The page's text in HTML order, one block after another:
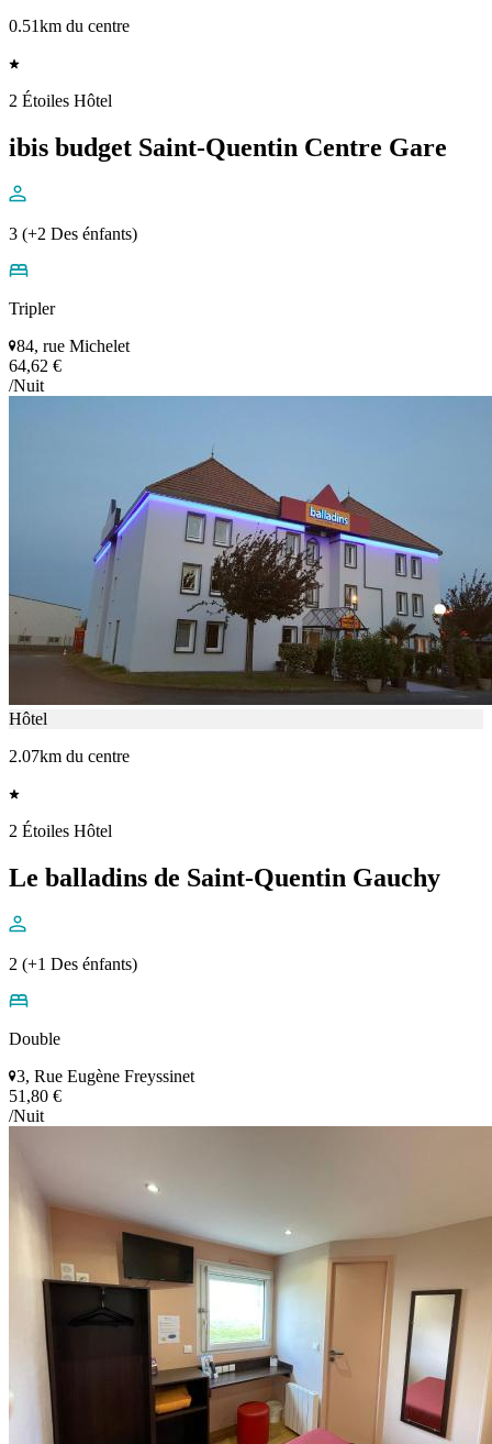
0.51km du centre
2 Étoiles Hôtel
ibis budget Saint-Quentin Centre Gare
3 (+2 Des énfants)
Tripler
84, rue Michelet
64,62 €
/Nuit
Hôtel
2.07km du centre
2 Étoiles Hôtel
Le balladins de Saint-Quentin Gauchy
2 (+1 Des énfants)
Double
3, Rue Eugène Freyssinet
51,80 €
/Nuit